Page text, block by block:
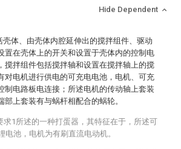
Hide Dependent
壳体、由壳体内腔延伸出的搅拌组件、驱动
置在壳体上的开关和设置于壳体内的控制电
搅拌组件包括搅拌轴和设置在搅拌轴上的搅
对电机进行供电的可充电电池，电机、可充
制电路板电连接；所述电机的传动轴上套装
部上套装有与蜗杆相配合的蜗轮。
求1所述的一种打蛋器，其特征在于，所述可
电池，电机为有刷直流电动机。